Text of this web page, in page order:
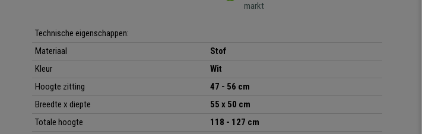
markt
Technische eigenschappen:
Materiaal
Stof
Kleur
Wit
Hoogte zitting
47 - 56 cm
Breedte x diepte
55 x 50 cm
Totale hoogte
118 - 127 cm